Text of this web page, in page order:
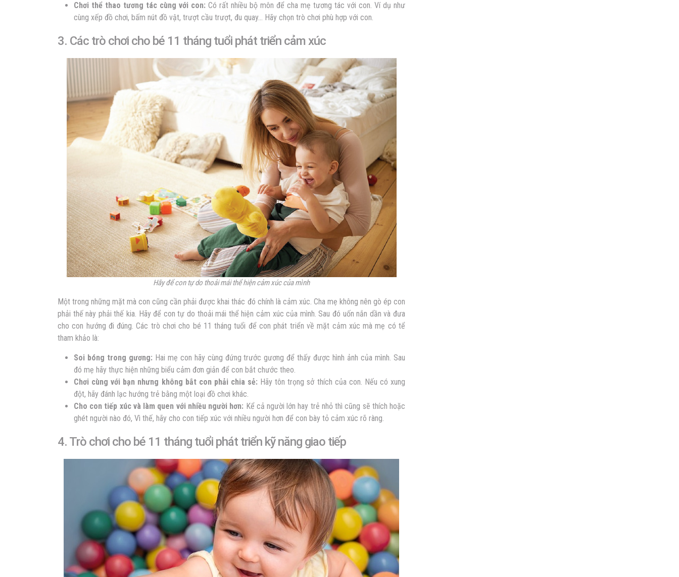
Chơi thể thao tương tác cùng với con: Có rất nhiều bộ môn để cha mẹ tương tác với con. Ví dụ như
cùng xếp đồ chơi, bấm nút đồ vật, trượt cầu trượt, đu quay… Hãy chọn trò chơi phù hợp với con.
3. Các trò chơi cho bé 11 tháng tuổi phát triển cảm xúc
Hãy để con tự do thoải mái thể hiện cảm xúc của mình
Một trong những mặt mà con cũng cần phải được khai thác đó chính là cảm xúc. Cha mẹ không nên gò ép con
phải thế này phải thế kia. Hãy để con tự do thoải mái thể hiện cảm xúc của mình. Sau đó uốn nắn dần và đưa
cho con hướng đi đúng. Các trò chơi cho bé 11 tháng tuổi để con phát triển về mặt cảm xúc mà mẹ có tể
tham khảo là:
Soi bóng trong gương: Hai mẹ con hãy cùng đứng trước gương để thấy được hình ảnh của mình. Sau
đó mẹ hãy thực hiện những biểu cảm đơn giản để con bắt chước theo.
Chơi cùng với bạn nhưng không bắt con phải chia sẻ: Hãy tôn trọng sở thích của con. Nếu có xung
đột, hãy đánh lạc hướng trẻ bằng một loại đồ chơi khác.
Cho con tiếp xúc và làm quen với nhiều người hơn: Kể cả người lớn hay trẻ nhỏ thì cũng sẽ thích hoặc
ghét người nào đó, Vì thế, hãy cho con tiếp xúc với nhiều người hơn để con bày tỏ cảm xúc rõ ràng.
4. Trò chơi cho bé 11 tháng tuổi phát triển kỹ năng giao tiếp